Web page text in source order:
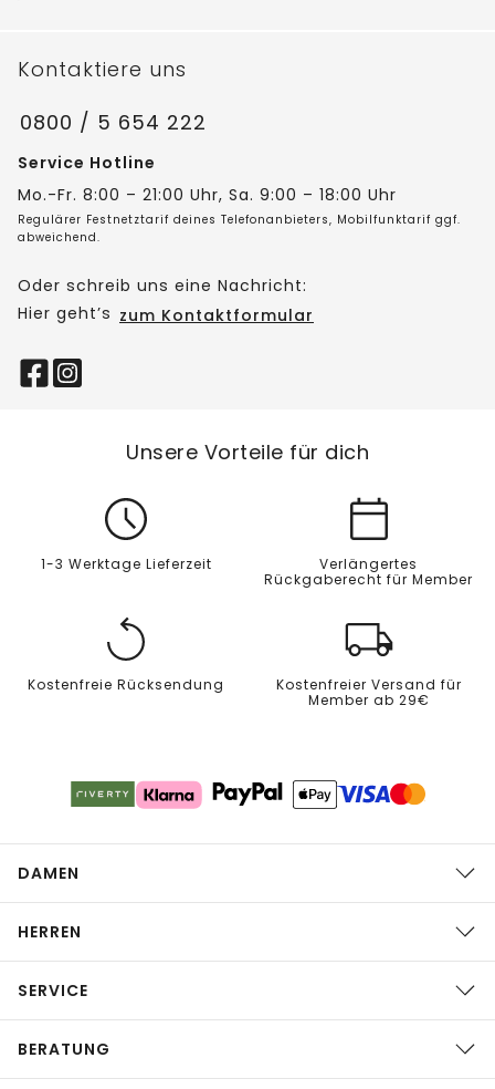
Kontaktiere uns
0800 / 5 654 222
Service Hotline
Mo.-Fr. 8:00 – 21:00 Uhr, Sa. 9:00 – 18:00 Uhr
Regulärer Festnetztarif deines Telefonanbieters, Mobilfunktarif ggf.
abweichend.
Oder schreib uns eine Nachricht:
Hier geht’s zum Kontaktformular
Unsere Vorteile für dich
1-3 Werktage Lieferzeit
Verlängertes
Rückgaberecht für Member
Kostenfreie Rücksendung
Kostenfreier Versand für
Member ab 29€
DAMEN
HERREN
SERVICE
BERATUNG